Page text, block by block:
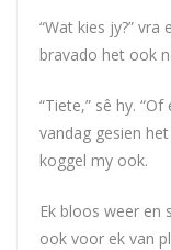
“Wat kies jy?”
bravado het ook
“Tiete,” sê hy.
vandag gesien
koggel my ook.
Ek bloos weer en
ook voor ek van